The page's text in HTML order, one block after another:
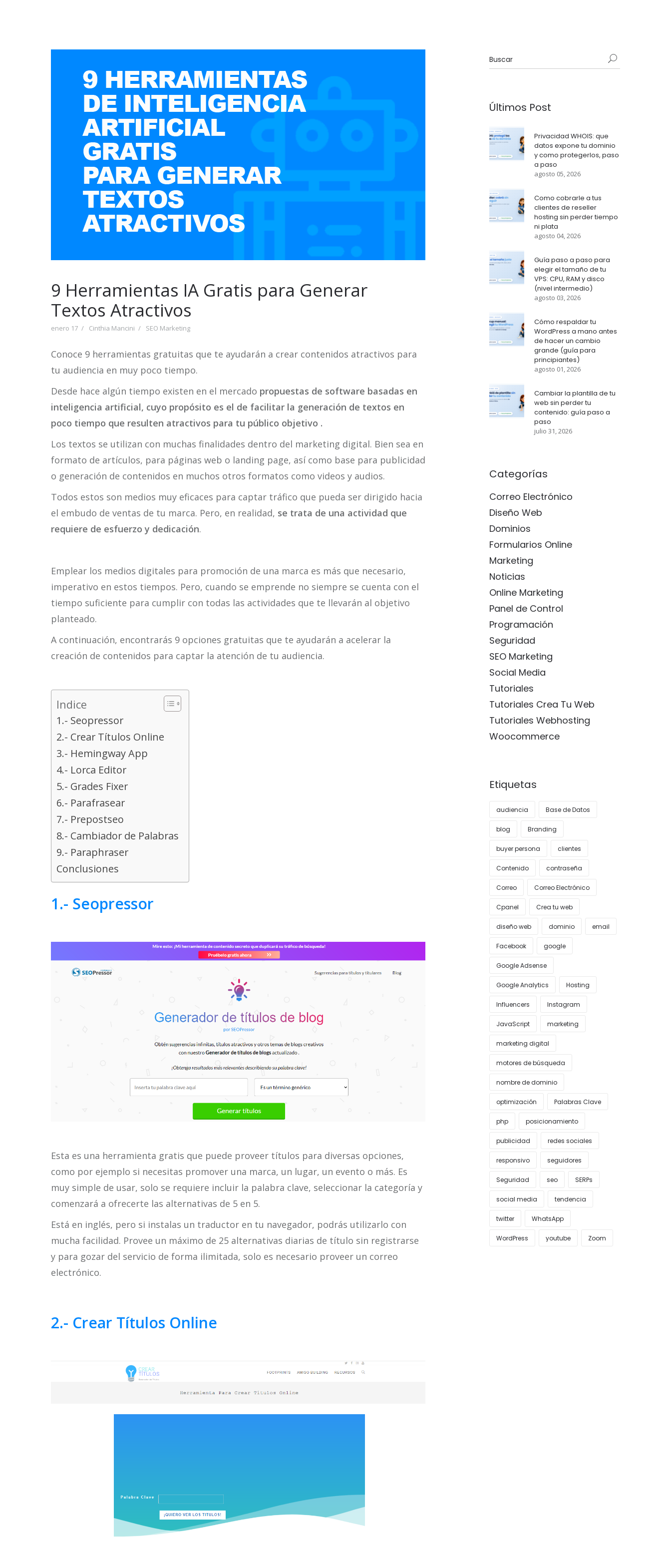
9 Herramientas IA Gratis para Generar
Textos Atractivos
enero 17 Cinthia Mancini SEO Marketing
Conoce 9 herramientas gratuitas que te ayudarán a crear contenidos atractivos para
tu audiencia en muy poco tiempo.
Desde hace algún tiempo existen en el mercado propuestas de software basadas en
inteligencia artificial, cuyo propósito es el de facilitar la generación de textos en
poco tiempo que resulten atractivos para tu público objetivo .
Los textos se utilizan con muchas finalidades dentro del marketing digital. Bien sea en
formato de artículos, para páginas web o landing page, así como base para publicidad
o generación de contenidos en muchos otros formatos como videos y audios.
Todos estos son medios muy eficaces para captar tráfico que pueda ser dirigido hacia
el embudo de ventas de tu marca. Pero, en realidad, se trata de una actividad que
requiere de esfuerzo y dedicación.
Emplear los medios digitales para promoción de una marca es más que necesario,
imperativo en estos tiempos. Pero, cuando se emprende no siempre se cuenta con el
tiempo suficiente para cumplir con todas las actividades que te llevarán al objetivo
planteado.
A continuación, encontrarás 9 opciones gratuitas que te ayudarán a acelerar la
creación de contenidos para captar la atención de tu audiencia.
Indice
1.- Seopressor
2.- Crear Títulos Online
3.- Hemingway App
4.- Lorca Editor
5.- Grades Fixer
6.- Parafrasear
7.- Prepostseo
8.- Cambiador de Palabras
9.- Paraphraser
Conclusiones
1.- Seopressor
Esta es una herramienta gratis que puede proveer títulos para diversas opciones,
como por ejemplo si necesitas promover una marca, un lugar, un evento o más. Es
muy simple de usar, solo se requiere incluir la palabra clave, seleccionar la categoría y
comenzará a ofrecerte las alternativas de 5 en 5.
Está en inglés, pero si instalas un traductor en tu navegador, podrás utilizarlo con
mucha facilidad. Provee un máximo de 25 alternativas diarias de título sin registrarse
y para gozar del servicio de forma ilimitada, solo es necesario proveer un correo
electrónico.
2.- Crear Títulos Online
Últimos Post
Privacidad WHOIS: que
datos expone tu dominio
y como protegerlos, paso
a paso
agosto 05, 2026
Como cobrarle a tus
clientes de reseller
hosting sin perder tiempo
ni plata
agosto 04, 2026
Guía paso a paso para
elegir el tamaño de tu
VPS: CPU, RAM y disco
(nivel intermedio)
agosto 03, 2026
Cómo respaldar tu
WordPress a mano antes
de hacer un cambio
grande (guía para
principiantes)
agosto 01, 2026
Cambiar la plantilla de tu
web sin perder tu
contenido: guía paso a
paso
julio 31, 2026
Categorías
Correo Electrónico
Diseño Web
Dominios
Formularios Online
Marketing
Noticias
Online Marketing
Panel de Control
Programación
Seguridad
SEO Marketing
Social Media
Tutoriales
Tutoriales Crea Tu Web
Tutoriales Webhosting
Woocommerce
Etiquetas
audiencia Base de Datos
blog Branding
buyer persona clientes
Contenido contraseña
Correo Correo Electrónico
Cpanel Crea tu web
diseño web dominio email
Facebook google
Google Adsense
Google Analytics Hosting
Influencers Instagram
JavaScript marketing
marketing digital
motores de búsqueda
nombre de dominio
optimización Palabras Clave
php posicionamiento
publicidad redes sociales
responsivo seguidores
Seguridad seo SERPs
social media tendencia
twitter WhatsApp
WordPress youtube Zoom